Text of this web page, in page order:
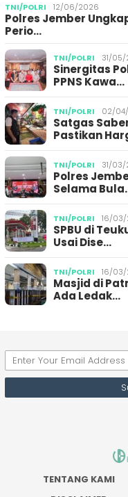
TNI/POLRI 12/06/2026
Polres Jember
Perio…
TNI/POLRI 31/
Sinergitas
PPNS Kawa…
TNI/POLRI 02/
Satgas
Pastikan
TNI/POLRI 31/
Polres
Selama
TNI/POLRI 16/
SPBU di
Usai Dise…
TNI/POLRI 16/
Masjid di
Ada Ledak…
TENTANG KAMI